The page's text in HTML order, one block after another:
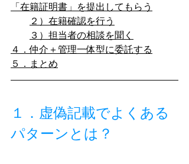
「在籍証明書」を提出してもらう
２）在籍確認を行う
３）担当者の相談を聞く
４．仲介＋管理一体型に委託する
５．まとめ
１．虚偽記載でよくある
パターンとは？